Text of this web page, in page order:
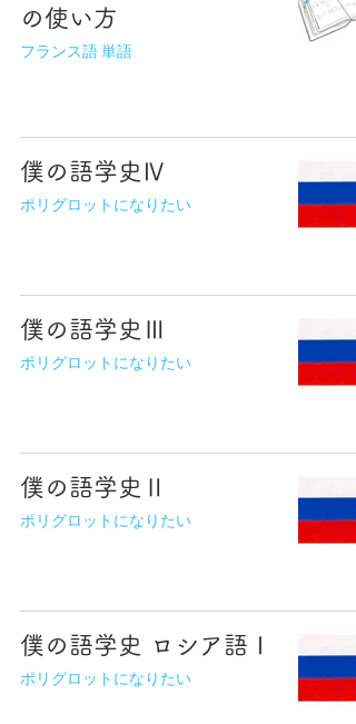
の使い方
フランス語 単語
僕の語学史Ⅳ
ポリグロットになりたい
僕の語学史Ⅲ
ポリグロットになりたい
僕の語学史Ⅱ
ポリグロットになりたい
僕の語学史 ロシア語Ⅰ
ポリグロットになりたい